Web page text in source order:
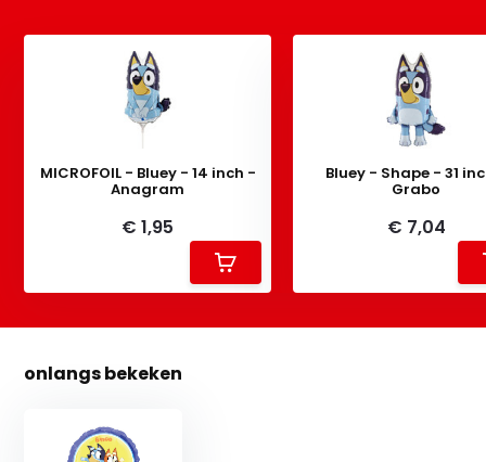
MICROFOIL - Bluey - 14 inch -
Anagram
€ 1,95
Bluey - Shape - 31
Grabo
€ 7,04
onlangs bekeken